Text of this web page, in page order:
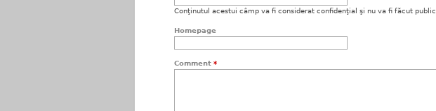
Conţinutul acestui câmp va fi considerat confidenţial şi nu va fi făcut public.
Homepage
Comment *